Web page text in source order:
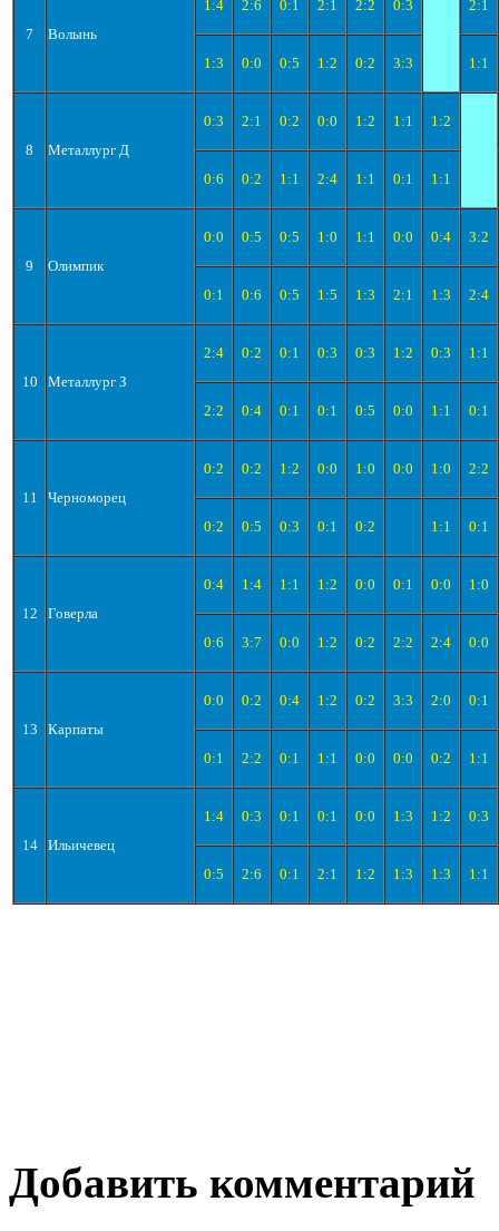
7 Волынь
1:4 2:6 0:1 2:1 2:2 0:3 2:1
1:3 0:0 0:5 1:2 0:2 3:3 1:1
8 Металлург Д
0:3 2:1 0:2 0:0 1:2 1:1 1:2
0:6 0:2 1:1 2:4 1:1 0:1 1:1
9 Олимпик
0:0 0:5 0:5 1:0 1:1 0:0 0:4 3:2
0:1 0:6 0:5 1:5 1:3 2:1 1:3 2:4
10 Металлург З
2:4 0:2 0:1 0:3 0:3 1:2 0:3 1:1
2:2 0:4 0:1 0:1 0:5 0:0 1:1 0:1
11 Черноморец
0:2 0:2 1:2 0:0 1:0 0:0 1:0 2:2
0:2 0:5 0:3 0:1 0:2 1:1 0:1
12 Говерла
0:4 1:4 1:1 1:2 0:0 0:1 0:0 1:0
0:6 3:7 0:0 1:2 0:2 2:2 2:4 0:0
13 Карпаты
0:0 0:2 0:4 1:2 0:2 3:3 2:0 0:1
0:1 2:2 0:1 1:1 0:0 0:0 0:2 1:1
14 Ильичевец
1:4 0:3 0:1 0:1 0:0 1:3 1:2 0:3
0:5 2:6 0:1 2:1 1:2 1:3 1:3 1:1
Добавить комментарий